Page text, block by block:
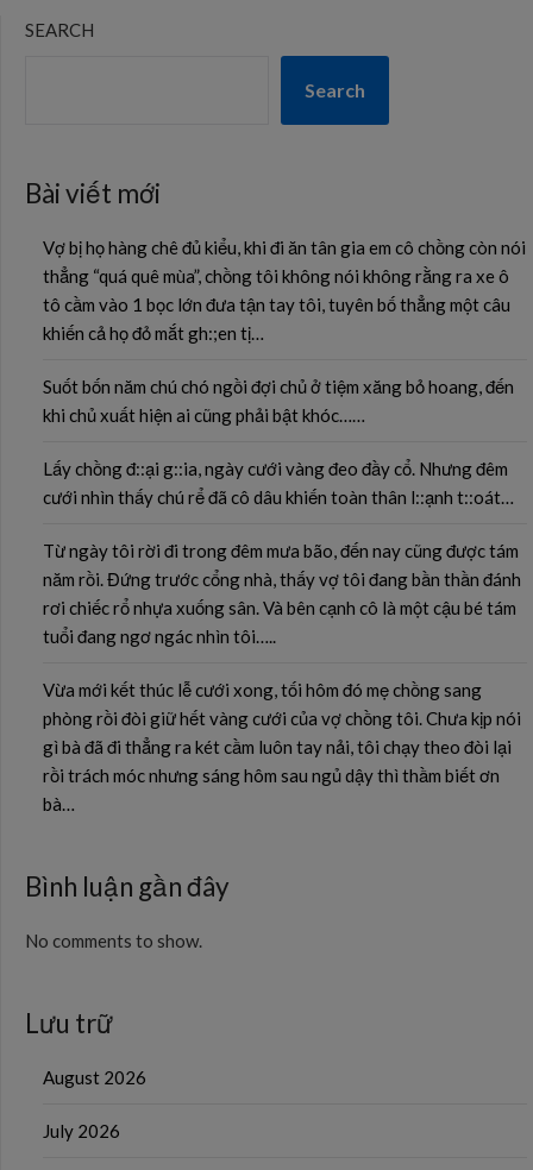
SEARCH
Search
Bài viết mới
Vợ bị họ hàng chê đủ kiểu, khi đi ăn tân gia em cô chồng còn nói
thẳng “quá quê mùa”, chồng tôi không nói không rằng ra xe ô
tô cầm vào 1 bọc lớn đưa tận tay tôi, tuyên bố thẳng một câu
khiến cả họ đỏ mắt gh:;en tị…
Suốt bốn năm chú chó ngồi đợi chủ ở tiệm xăng bỏ hoang, đến
khi chủ xuất hiện ai cũng phải bật khóc……
Lấy chồng đ::ại g::ia, ngày cưới vàng đeo đầy cổ. Nhưng đêm
cưới nhìn thấy chú rể đã cô dâu khiến toàn thân l::ạnh t::oát…
Từ ngày tôi rời đi trong đêm mưa bão, đến nay cũng được tám
năm rồi. Đứng trước cổng nhà, thấy vợ tôi đang bần thần đánh
rơi chiếc rổ nhựa xuống sân. Và bên cạnh cô là một cậu bé tám
tuổi đang ngơ ngác nhìn tôi…..
Vừa mới kết thúc lễ cưới xong, tối hôm đó mẹ chồng sang
phòng rồi đòi giữ hết vàng cưới của vợ chồng tôi. Chưa kịp nói
gì bà đã đi thẳng ra két cầm luôn tay nải, tôi chạy theo đòi lại
rồi trách móc nhưng sáng hôm sau ngủ dậy thì thầm biết ơn
bà…
Bình luận gần đây
No comments to show.
Lưu trữ
August 2026
July 2026